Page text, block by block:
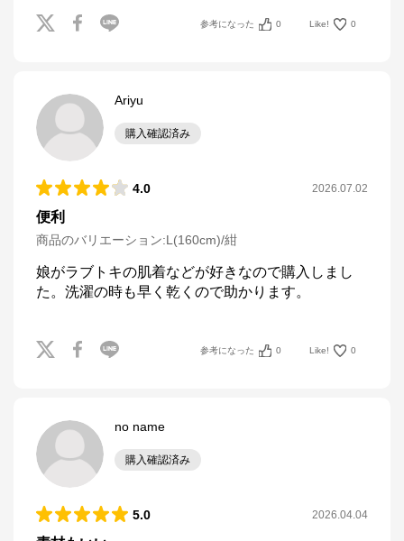
参考になった 0 Like! 0
Ariyu
購入確認済み
4.0 2026.07.02
便利
商品のバリエーション:L(160cm)/紺
娘がラブトキの肌着などが好きなので購入しまし
た。洗濯の時も早く乾くので助かります。
参考になった 0 Like! 0
no name
購入確認済み
5.0 2026.04.04